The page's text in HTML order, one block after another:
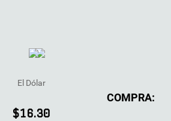
El Dólar
COMPRA:
$16.30